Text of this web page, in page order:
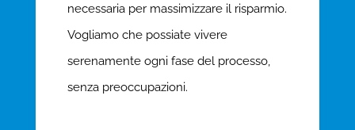
necessaria per massimizzare il risparmio.
Vogliamo che possiate vivere
serenamente ogni fase del processo,
senza preoccupazioni.